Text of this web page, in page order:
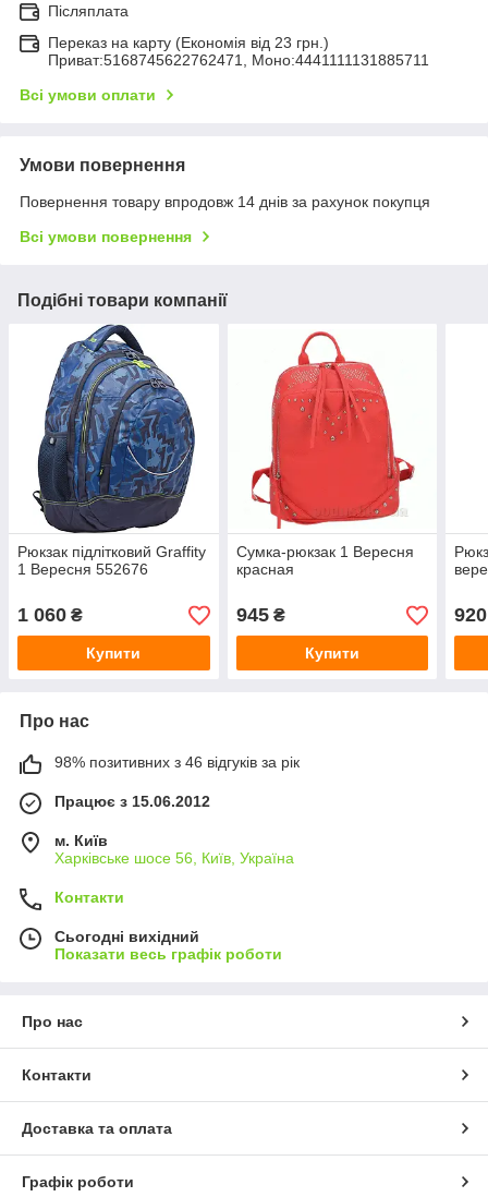
Післяплата
Переказ на карту (Економія від 23 грн.)
Приват:5168745622762471, Моно:4441111131885711
Всі умови оплати
Умови повернення
Повернення товару впродовж 14 днів за рахунок покупця
Всі умови повернення
Подібні товари компанії
Рюкзак підлітковий Graffity
1 Вересня 552676
1 060 ₴
Купити
Сумка-рюкзак 1 Вересня
красная
945₴
Купити
920
Про нас
98% позитивних з 46 відгуків за рік
Працює з 15.06.2012
м. Київ
Харківське шосе 56, Київ, Україна
Контакти
Сьогодні вихідний
Показати весь графік роботи
Про нас
Контакти
Доставка та оплата
Графік роботи